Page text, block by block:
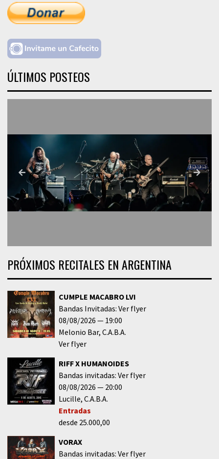
ÚLTIMOS POSTEOS
PRÓXIMOS RECITALES EN ARGENTINA
CUMPLE MACABRO LVI
Bandas Invitadas: Ver flyer
08/08/2026
19:00
Melonio Bar C.A.B.A.
Ver flyer
RIFF X HUMANOIDES
Bandas invitadas: Ver flyer
08/08/2026
20:00
Lucille C.A.B.A.
Entradas
desde 25.000,00
VORAX
Bandas invitadas: Ver flyer